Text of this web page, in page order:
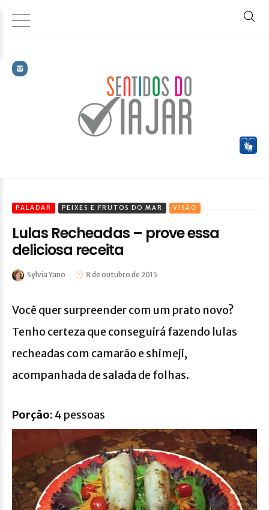
PALADAR PEIXES E FRUTOS DO MAR VISÃO
Lulas Recheadas – prove essa
deliciosa receita
Sylvia Yano 8 de outubro de 2015
Você quer surpreender com um prato novo?
Tenho certeza que conseguirá fazendo lulas
recheadas com camarāo e shimeji,
acompanhada de salada de folhas.
Porçāo: 4 pessoas